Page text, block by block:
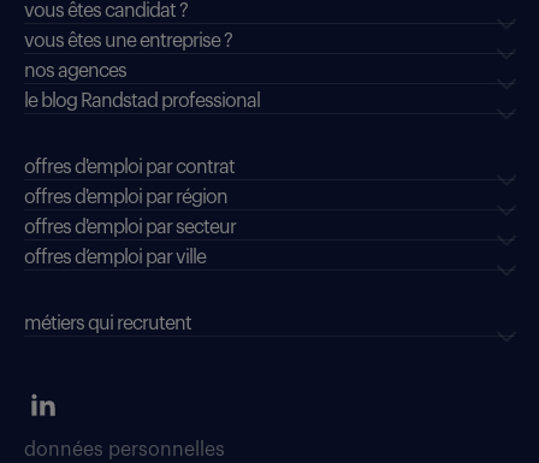
vous êtes candidat ?
vous êtes une entreprise ?
nos agences
le blog Randstad professional
offres d'emploi par contrat
offres d'emploi par région
offres d'emploi par secteur
offres d’emploi par ville
métiers qui recrutent
données personnelles